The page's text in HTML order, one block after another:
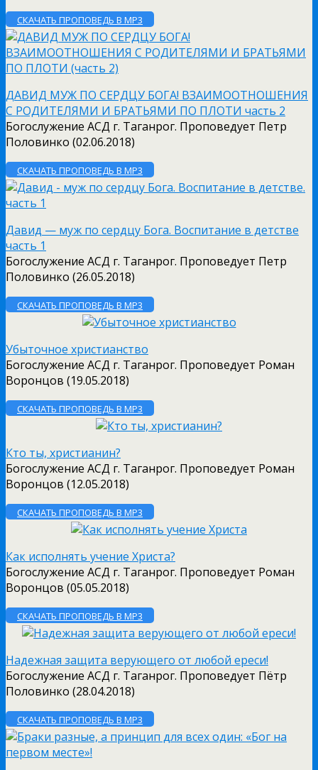
СКАЧАТЬ ПРОПОВЕДЬ В MP3
ДАВИД МУЖ ПО СЕРДЦУ БОГА! ВЗАИМООТНОШЕНИЯ
С РОДИТЕЛЯМИ И БРАТЬЯМИ ПО ПЛОТИ часть 2
Богослужение АСД г. Таганрог. Проповедует Петр
Половинко (02.06.2018)
СКАЧАТЬ ПРОПОВЕДЬ В MP3
Давид — муж по сердцу Бога. Воспитание в детстве
часть 1
Богослужение АСД г. Таганрог. Проповедует Петр
Половинко (26.05.2018)
СКАЧАТЬ ПРОПОВЕДЬ В MP3
Убыточное христианство
Богослужение АСД г. Таганрог. Проповедует Роман
Воронцов (19.05.2018)
СКАЧАТЬ ПРОПОВЕДЬ В MP3
Кто ты, христианин?
Богослужение АСД г. Таганрог. Проповедует Роман
Воронцов (12.05.2018)
СКАЧАТЬ ПРОПОВЕДЬ В MP3
Как исполнять учение Христа?
Богослужение АСД г. Таганрог. Проповедует Роман
Воронцов (05.05.2018)
СКАЧАТЬ ПРОПОВЕДЬ В MP3
Надежная защита верующего от любой ереси!
Богослужение АСД г. Таганрог. Проповедует Пётр
Половинко (28.04.2018)
СКАЧАТЬ ПРОПОВЕДЬ В MP3